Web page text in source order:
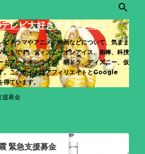
レビ大好きオタクノート
ビドラマやアニメ、映画などについて、気まま
ートです。ディズニーオンアイス、相棒、科捜
ドアートオンライン、朝ドラ、ディズニー、仮
。このサイトはアフィリエイトとGoogle
ています。
援募金
緊急支援募金